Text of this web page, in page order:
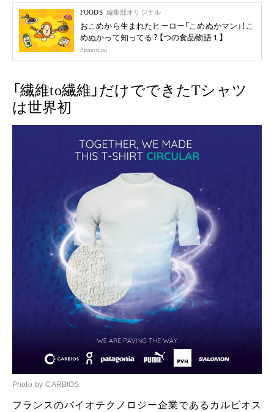
FOODS 編集部オリジナル
おこめから生まれたヒーロー「こめぬかマン」！こ
めぬかって知ってる？【つの食品物語１】
Promotion
「繊維to繊維」だけでできたTシャツ
は世界初
Photo by CARBIOS
フランスのバイオテクノロジー企業であるカルビオス